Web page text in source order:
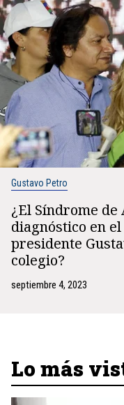
Gustavo Petro
¿El Síndrome de
diagnóstico en
presidente
colegio?
septiembre 4, 2023
Lo más